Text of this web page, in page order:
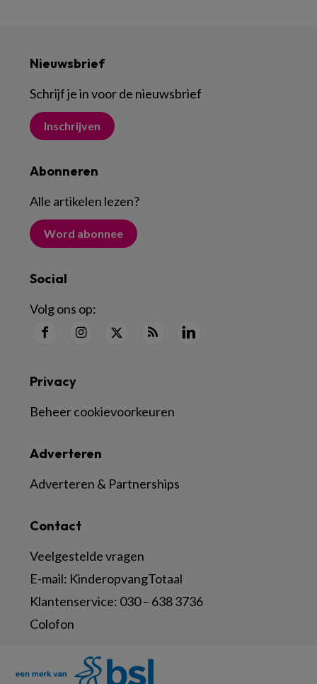
Nieuwsbrief
Schrijf je in voor de nieuwsbrief
Inschrijven
Abonneren
Alle artikelen lezen?
Word abonnee
Social
Volg ons op:
Contact
Veelgestelde vragen
E-mail: KinderopvangTotaal
Klantenservice: 030 – 638 3736
Colofon
Adverteren
Adverteren & Partnerships
Privacy
Beheer cookievoorkeuren